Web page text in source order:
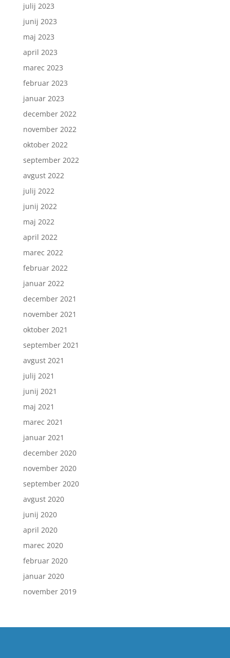
julij 2023
junij 2023
maj 2023
april 2023
marec 2023
februar 2023
januar 2023
december 2022
november 2022
oktober 2022
september 2022
avgust 2022
julij 2022
junij 2022
maj 2022
april 2022
marec 2022
februar 2022
januar 2022
december 2021
november 2021
oktober 2021
september 2021
avgust 2021
julij 2021
junij 2021
maj 2021
marec 2021
januar 2021
december 2020
november 2020
september 2020
avgust 2020
junij 2020
april 2020
marec 2020
februar 2020
januar 2020
november 2019